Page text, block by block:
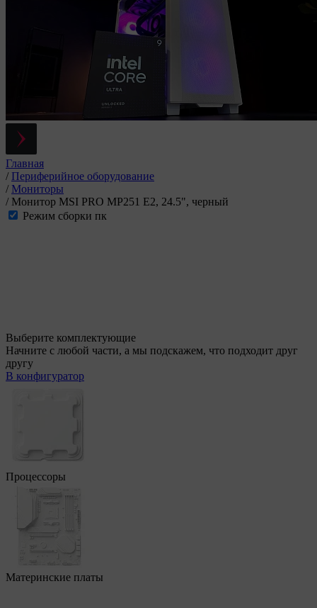
Главная
/ Периферийное оборудование
/ Мониторы
/ Монитор MSI PRO MP251 E2, 24.5", черный
Режим сборки пк
Выберите комплектующие
Начните с любой части, а мы подскажем, что подходит друг
другу
В конфигуратор
Процессоры
Материнские платы